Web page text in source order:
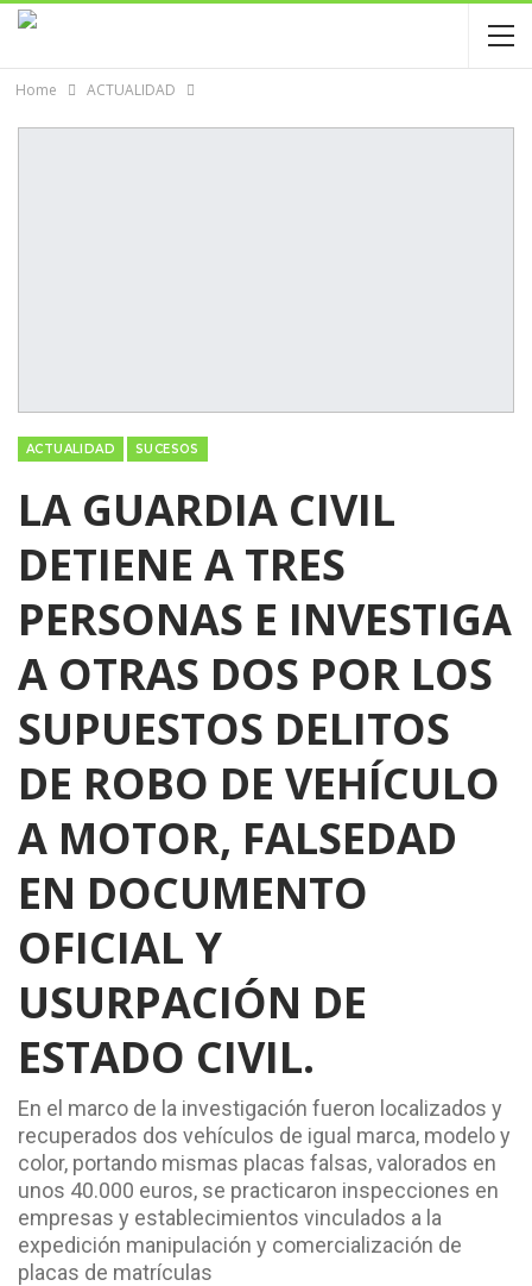
Home ACTUALIDAD
ACTUALIDAD SUCESOS
LA GUARDIA CIVIL
DETIENE A TRES
PERSONAS E INVESTIGA
A OTRAS DOS POR LOS
SUPUESTOS DELITOS
DE ROBO DE VEHÍCULO
A MOTOR, FALSEDAD
EN DOCUMENTO
OFICIAL Y
USURPACIÓN DE
ESTADO CIVIL.
En el marco de la investigación fueron localizados y
recuperados dos vehículos de igual marca, modelo y
color, portando mismas placas falsas, valorados en
unos 40.000 euros, se practicaron inspecciones en
empresas y establecimientos vinculados a la
expedición manipulación y comercialización de
placas de matrículas